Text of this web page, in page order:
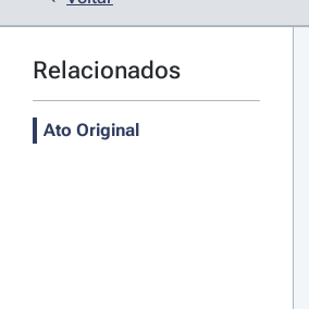
Relacionados
Ato Original